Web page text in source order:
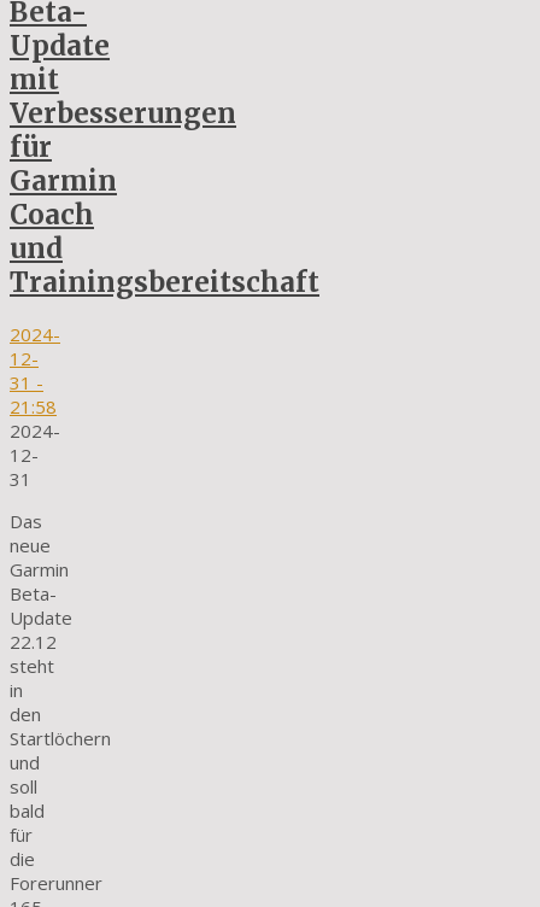
Beta-
Update
mit
Verbesserungen
für
Garmin
Coach
und
Trainingsbereitschaft
2024-
12-
31 -
21:58
2024-
12-
31
Das
neue
Garmin
Beta-
Update
22.12
steht
in
den
Startlöchern
und
soll
bald
für
die
Forerunner